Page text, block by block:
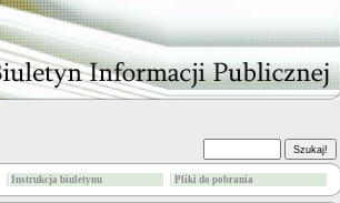
Instrukcja biuletynu Pliki do pobrania